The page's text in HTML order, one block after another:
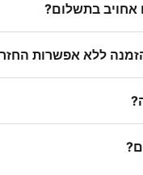
בתשלום?
ללא אפשרות